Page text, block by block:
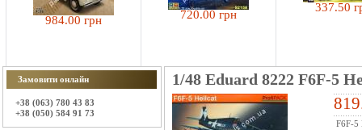
984.00 грн 720.00 грн
337.50 грн
Замовити онлайн
+38 (063) 780 43 83
+38 (050) 584 91 73
1/48 Eduard 8222 F6F-5
F6F-5